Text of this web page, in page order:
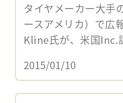
タイヤメーカー大
ースアメリカ）で広
Kline氏が、米国
2015/01/10